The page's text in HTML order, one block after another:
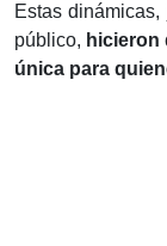
Estas
público, hicieron
única para